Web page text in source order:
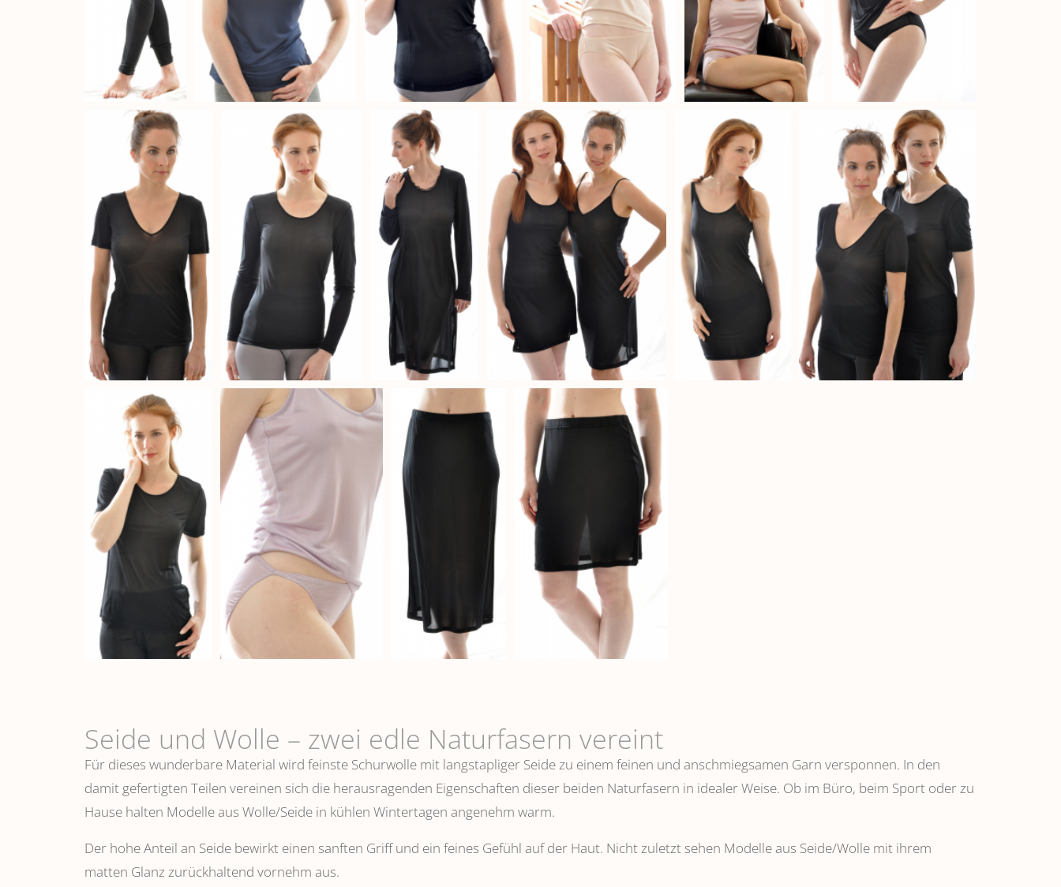
Seide und Wolle – zwei edle Naturfasern vereint
Für dieses wunderbare Material wird feinste Schurwolle mit langstapliger Seide zu einem feinen und anschmiegsamen Garn versponnen. In den
damit gefertigten Teilen vereinen sich die herausragenden Eigenschaften dieser beiden Naturfasern in idealer Weise. Ob im Büro, beim Sport oder zu
Hause halten Modelle aus Wolle/Seide in kühlen Wintertagen angenehm warm.
Der hohe Anteil an Seide bewirkt einen sanften Griff und ein feines Gefühl auf der Haut. Nicht zuletzt sehen Modelle aus Seide/Wolle mit ihrem
matten Glanz zurückhaltend vornehm aus.